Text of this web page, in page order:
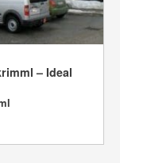
– Ideal